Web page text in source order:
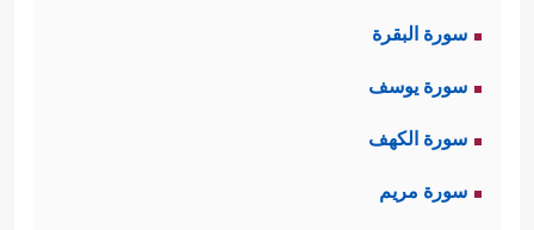
نعمة الله بنصره وفتحه المبين
سورة البقرة
سورة يوسف
سورة الكهف
سورة مريم